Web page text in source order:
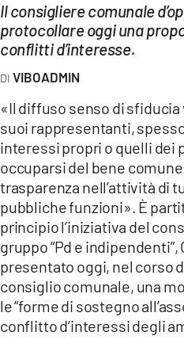
LAC NETWORK
LAC ONAIR
Network
LACPLAY.IT
LACTV.IT
LACONAIR.IT
LACITYMAG.IT
ILREGGINO.IT
COSENZACHANNEL.IT
Il consigliere comunale
protocollare oggi una
conflitti d’interesse.
VIBOADMIN
«Il diffuso senso di
suoi rappresentanti,
interessi propri o quelli dei
occuparsi del bene
trasparenza nell’attività di
pubbliche funzioni». È
principio l’iniziativa del
gruppo “Pd e
presentato oggi, nel corso
consiglio comunale, una
le “forme di sostegno
conflitto d’interessi degli